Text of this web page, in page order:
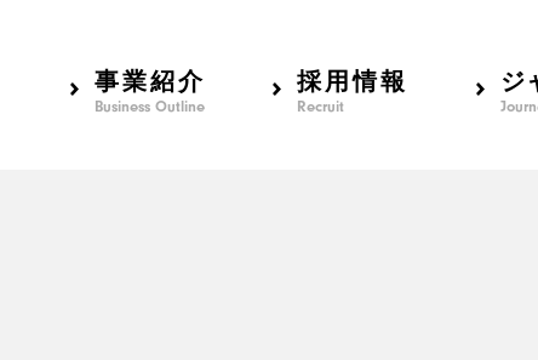
事業紹介
Business Outline
採用情報
Recruit
ジ